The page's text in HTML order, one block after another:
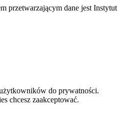
przetwarzającym dane jest Instytut
do prywatności.
chcesz zaakceptować.